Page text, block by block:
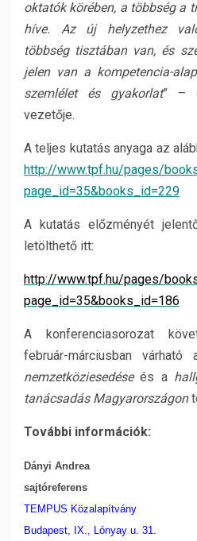
oktatók körében, a többség a
híve. Az új helyzethez
többség tisztában van, és
jelen van a kompetencia-
szemlélet és gyakorlat” –
vezetője.
A teljes kutatás anyaga az
http://www.tpf.hu/pages/
page_id=35&books_id=229
A kutatás előzményét
letölthető itt:
http://www.tpf.hu/pages/
page_id=35&books_id=186
A konferenciasorozat
február-márciusban várható
nemzetköziesedéseés a
tanácsadás Magyarországon
További információk:
Dányi Andrea
sajtóreferens
TEMPUS Közalapítvány
Budapest, IX., Lónyay u. 31.